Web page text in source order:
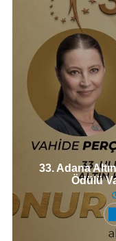
33. Adana
Ödülü